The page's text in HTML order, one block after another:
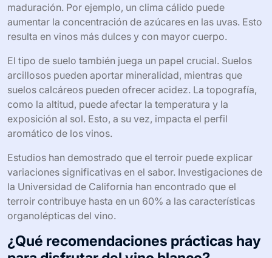
maduración. Por ejemplo, un clima cálido puede
aumentar la concentración de azúcares en las uvas. Esto
resulta en vinos más dulces y con mayor cuerpo.
El tipo de suelo también juega un papel crucial. Suelos
arcillosos pueden aportar mineralidad, mientras que
suelos calcáreos pueden ofrecer acidez. La topografía,
como la altitud, puede afectar la temperatura y la
exposición al sol. Esto, a su vez, impacta el perfil
aromático de los vinos.
Estudios han demostrado que el terroir puede explicar
variaciones significativas en el sabor. Investigaciones de
la Universidad de California han encontrado que el
terroir contribuye hasta en un 60% a las características
organolépticas del vino.
¿Qué recomendaciones prácticas hay